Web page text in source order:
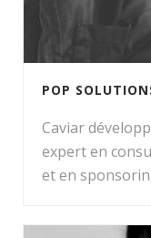
POP
Caviar
expert en
et en